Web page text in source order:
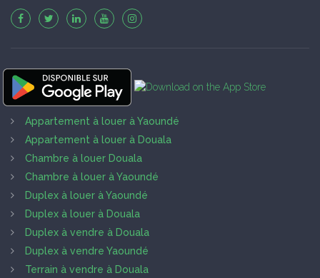
Appartement à louer à Yaoundé
Appartement à louer à Douala
Chambre à louer Douala
Chambre à louer à Yaoundé
Duplex à louer à Yaoundé
Duplex à louer à Douala
Duplex à vendre à Douala
Duplex à vendre Yaoundé
Terrain à vendre à Douala